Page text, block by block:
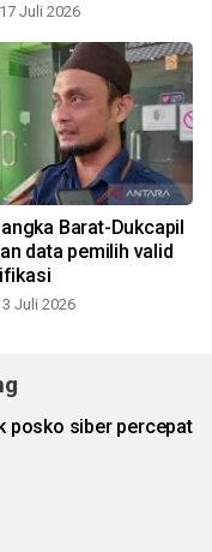
Juli 2026
Barat-Dukcapil
data pemilih valid
Juli 2026
posko siber percepat